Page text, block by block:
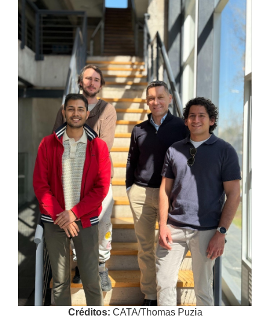
Créditos: CATA/Thomas Puzia